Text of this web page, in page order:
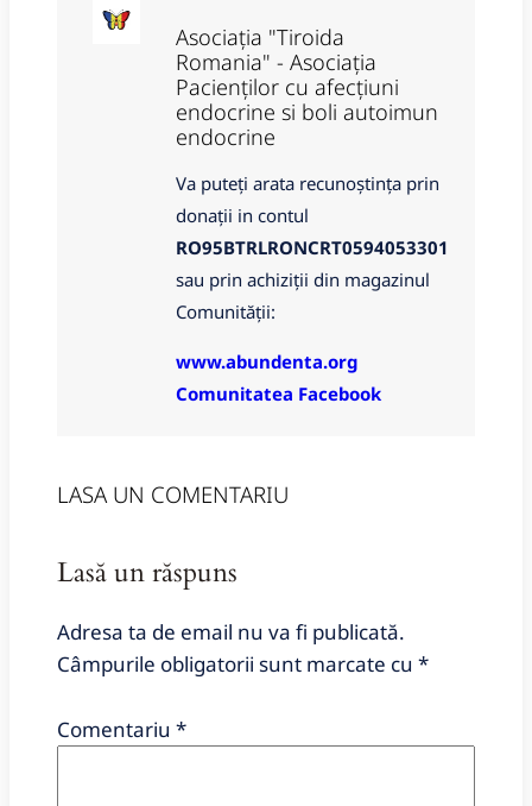
Asociația "Tiroida
Romania" - Asociația
Pacienților cu afecțiuni
endocrine si boli autoimun
endocrine
Va puteți arata recunoștința prin
donații in contul
RO95BTRLRONCRT0594053301
sau prin achiziții din magazinul
Comunității:
www.abundenta.org
Comunitatea Facebook
LASA UN COMENTARIU
Lasă un răspuns
Adresa ta de email nu va fi publicată.
Câmpurile obligatorii sunt marcate cu *
Comentariu *